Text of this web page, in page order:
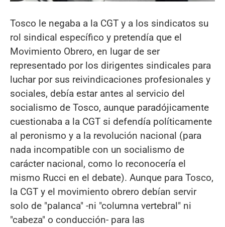
Tosco le negaba a la CGT y a los sindicatos su
rol sindical específico y pretendía que el
Movimiento Obrero, en lugar de ser
representado por los dirigentes sindicales para
luchar por sus reivindicaciones profesionales y
sociales, debía estar antes al servicio del
socialismo de Tosco, aunque paradójicamente
cuestionaba a la CGT si defendía políticamente
al peronismo y a la revolución nacional (para
nada incompatible con un socialismo de
carácter nacional, como lo reconocería el
mismo Rucci en el debate). Aunque para Tosco,
la CGT y el movimiento obrero debían servir
solo de "palanca" -ni "columna vertebral" ni
"cabeza" o conducción- para las